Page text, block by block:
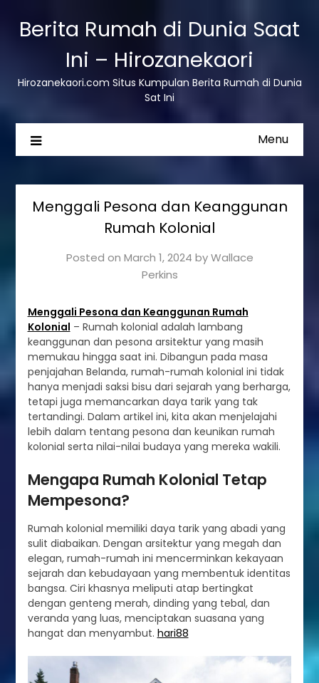
Berita Rumah di Dunia Saat
Ini – Hirozanekaori
Hirozanekaori.com Situs Kumpulan Berita Rumah di Dunia
Sat Ini
Menu
Menggali Pesona dan Keanggunan
Rumah Kolonial
Posted on March 1, 2024 byWallace
Perkins
Menggali Pesona dan Keanggunan Rumah
Kolonial – Rumah kolonial adalah lambang
keanggunan dan pesona arsitektur yang masih
memukau hingga saat ini. Dibangun pada masa
penjajahan Belanda, rumah-rumah kolonial ini tidak
hanya menjadi saksi bisu dari sejarah yang berharga,
tetapi juga memancarkan daya tarik yang tak
tertandingi. Dalam artikel ini, kita akan menjelajahi
lebih dalam tentang pesona dan keunikan rumah
kolonial serta nilai-nilai budaya yang mereka wakili.
Mengapa Rumah Kolonial Tetap
Mempesona?
Rumah kolonial memiliki daya tarik yang abadi yang
sulit diabaikan. Dengan arsitektur yang megah dan
elegan, rumah-rumah ini mencerminkan kekayaan
sejarah dan kebudayaan yang membentuk identitas
bangsa. Ciri khasnya meliputi atap bertingkat
dengan genteng merah, dinding yang tebal, dan
veranda yang luas, menciptakan suasana yang
hangat dan menyambut. hari88